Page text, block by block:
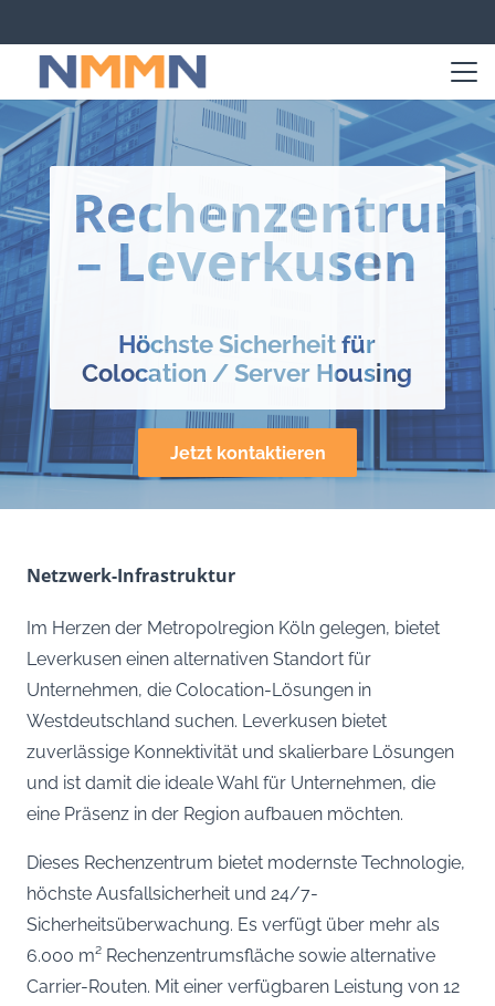
Rechenzentrum
– Leverkusen
Höchste Sicherheit für
Colocation / Server Housing
Jetzt kontaktieren
Netzwerk-Infrastruktur
Im Herzen der Metropolregion Köln gelegen, bietet
Leverkusen einen alternativen Standort für
Unternehmen, die Colocation-Lösungen in
Westdeutschland suchen. Leverkusen bietet
zuverlässige Konnektivität und skalierbare Lösungen
und ist damit die ideale Wahl für Unternehmen, die
eine Präsenz in der Region aufbauen möchten.
Dieses Rechenzentrum bietet modernste Technologie,
höchste Ausfallsicherheit und 24/7-
Sicherheitsüberwachung. Es verfügt über mehr als
6.000 m² Rechenzentrumsfläche sowie alternative
Carrier-Routen. Mit einer verfügbaren Leistung von 12